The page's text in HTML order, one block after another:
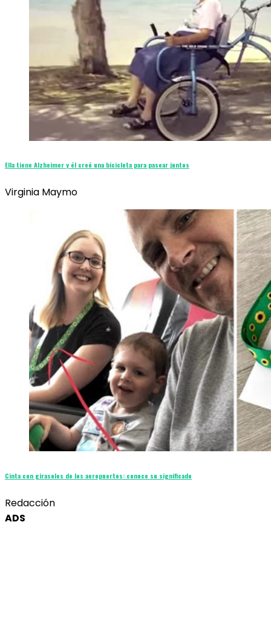
Ella tiene Alzheimer y él creó una bicicleta para pasear juntos
Virginia Maymo
Cinta con girasoles de los aeropuertos: conoce su significado
Redacción
ADS